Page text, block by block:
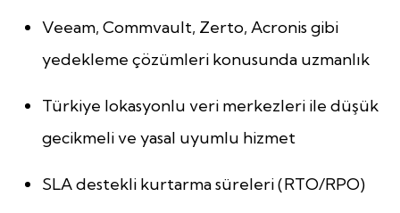
Veeam, Commvault, Zerto, Acronis gibi
yedekleme çözümleri konusunda uzmanlık
Türkiye lokasyonlu veri merkezleri ile düşük
gecikmeli ve yasal uyumlu hizmet
SLA destekli kurtarma süreleri (RTO/RPO)